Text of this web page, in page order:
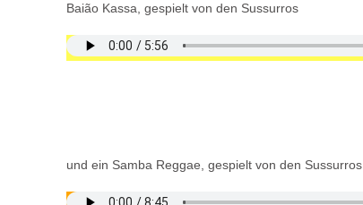
Baião Kassa, gespielt von den Sussurros
und ein Samba Reggae, gespielt von den Sussurros